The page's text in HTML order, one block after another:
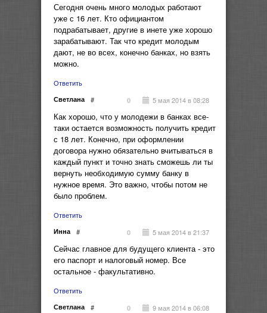
Сегодня очень много молодых работают
уже с 16 лет. Кто официантом
подрабатывает, другие в инете уже хорошо
зарабатывают. Так что кредит молодым
дают, не во всех, конечно банках, но взять
можно.
Ответить
Светлана # 5 мая 2014 в 08:28
0
Как хорошо, что у молодежи в банках все-
таки остается возможность получить кредит
с 18 лет. Конечно, при оформлении
договора нужно обязательно вчитываться в
каждый пункт и точно знать сможешь ли ты
вернуть необходимую сумму банку в
нужное время. Это важно, чтобы потом не
было проблем.
Ответить
Инна # 5 мая 2014 в 21:37
0
Сейчас главное для будущего клиента - это
его паспорт и налоговый номер. Все
остальное - факультативно.
Ответить
Светлана # 9 мая 2014 в 06:08
0